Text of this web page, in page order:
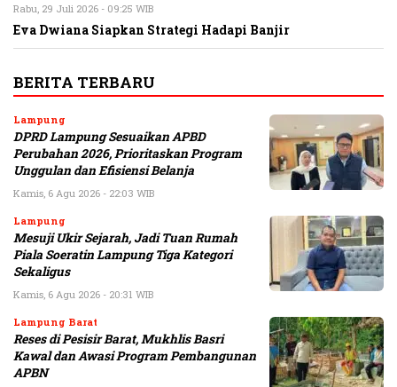
Rabu, 29 Juli 2026 - 09:25 WIB
Eva Dwiana Siapkan Strategi Hadapi Banjir
BERITA TERBARU
Lampung
DPRD Lampung Sesuaikan APBD
Perubahan 2026, Prioritaskan Program
Unggulan dan Efisiensi Belanja
Kamis, 6 Agu 2026 - 22:03 WIB
Lampung
Mesuji Ukir Sejarah, Jadi Tuan Rumah
Piala Soeratin Lampung Tiga Kategori
Sekaligus
Kamis, 6 Agu 2026 - 20:31 WIB
Lampung Barat
Reses di Pesisir Barat, Mukhlis Basri
Kawal dan Awasi Program Pembangunan
APBN